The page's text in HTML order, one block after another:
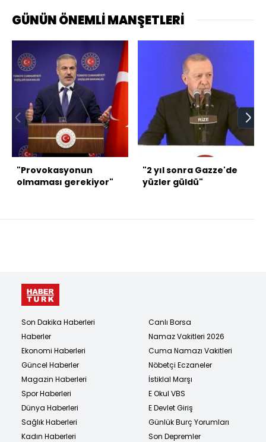
GÜNÜN ÖNEMLİ MANŞETLERİ
"Provokasyonun
olmaması gerekiyor"
"2 yıl sonra Gazze'de
yüzler güldü"
Son Dakika Haberleri
Haberler
Ekonomi Haberleri
Güncel Haberler
Magazin Haberleri
Spor Haberleri
Dünya Haberleri
Sağlık Haberleri
Kadın Haberleri
Canlı Borsa
Namaz Vakitleri 2026
Cuma Namazı Vakitleri
Nöbetçi Eczaneler
İstiklal Marşı
E Okul VBS
E Devlet Giriş
Günlük Burç Yorumları
Son Depremler